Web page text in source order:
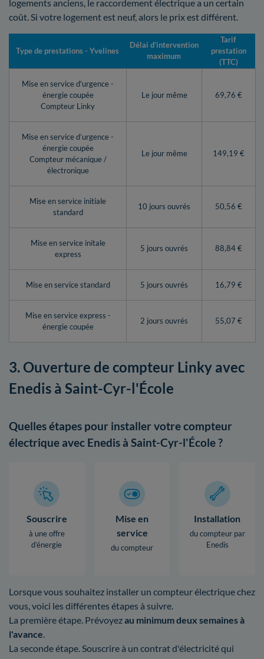
logements anciens, le raccordement électrique a un certain
coût. Si votre logement est neuf, alors le prix est différent.
Type de prestations - Yvelines
Délai d’intervention
maximum
Tarif
prestation
(TTC)
Mise en service d'urgence -
énergie coupée
Compteur Linky
Le jour même 69,76 €
Mise en service d’urgence -
énergie coupée
Compteur mécanique /
électronique
Le jour même 149,19 €
Mise en service initiale
standard
10 jours ouvrés 50,56 €
Mise en service initale
express
5 jours ouvrés 88,84 €
Mise en service standard 5 jours ouvrés 16,79 €
Mise en service express -
énergie coupée
2 jours ouvrés 55,07 €
3. Ouverture de compteur Linky avec
Enedis à Saint-Cyr-l'École
Quelles étapes pour installer votre compteur
électrique avec Enedis à Saint-Cyr-l'École ?
Souscrire
à une offre
d’énergie
Mise en
service
du compteur
Installation
du compteur par
Enedis
Lorsque vous souhaitez installer un compteur électrique chez
vous, voici les différentes étapes à suivre.
La première étape. Prévoyezau minimum deux semaines à
l'avance.
La seconde étape. Souscrire à un contrat d'électricité qui